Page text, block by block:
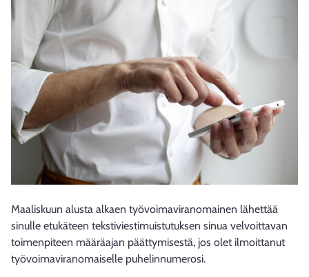
Maaliskuun alusta alkaen työvoimaviranomainen lähettää
sinulle etukäteen tekstiviestimuistutuksen sinua velvoittavan
toimenpiteen määräajan päättymisestä, jos olet ilmoittanut
työvoimaviranomaiselle puhelinnumerosi.